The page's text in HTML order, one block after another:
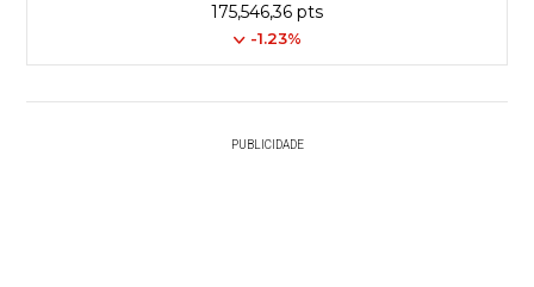
175,546,36 pts
-1.23%
PUBLICIDADE